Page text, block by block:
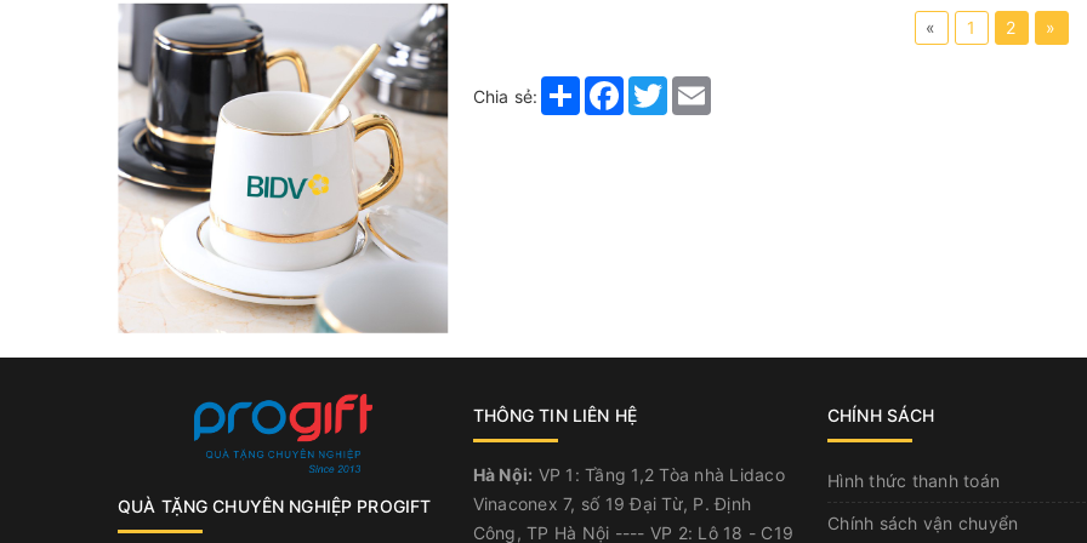
« 1 2 »
Chia sẻ: ShareFacebook
TwitterEmail
QUÀ TẶNG CHUYÊN NGHIỆP PROGIFT
THÔNG TIN LIÊN HỆ
Hà Nội: VP 1: Tầng 1,2 Tòa nhà Lidaco
Vinaconex 7, số 19 Đại Từ, P. Định
Công, TP Hà Nội ---- VP 2: Lô 18 - C19
CHÍNH SÁCH
Hình thức thanh toán
Chính sách vận chuyển